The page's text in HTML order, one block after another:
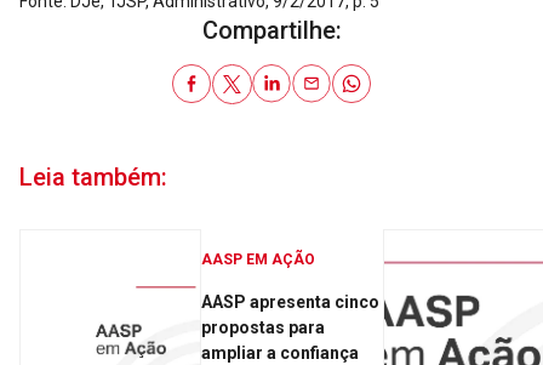
Compartilhe:
Leia também:
AASP EM AÇÃO
AASP apresenta cinco
propostas para
ampliar a confiança